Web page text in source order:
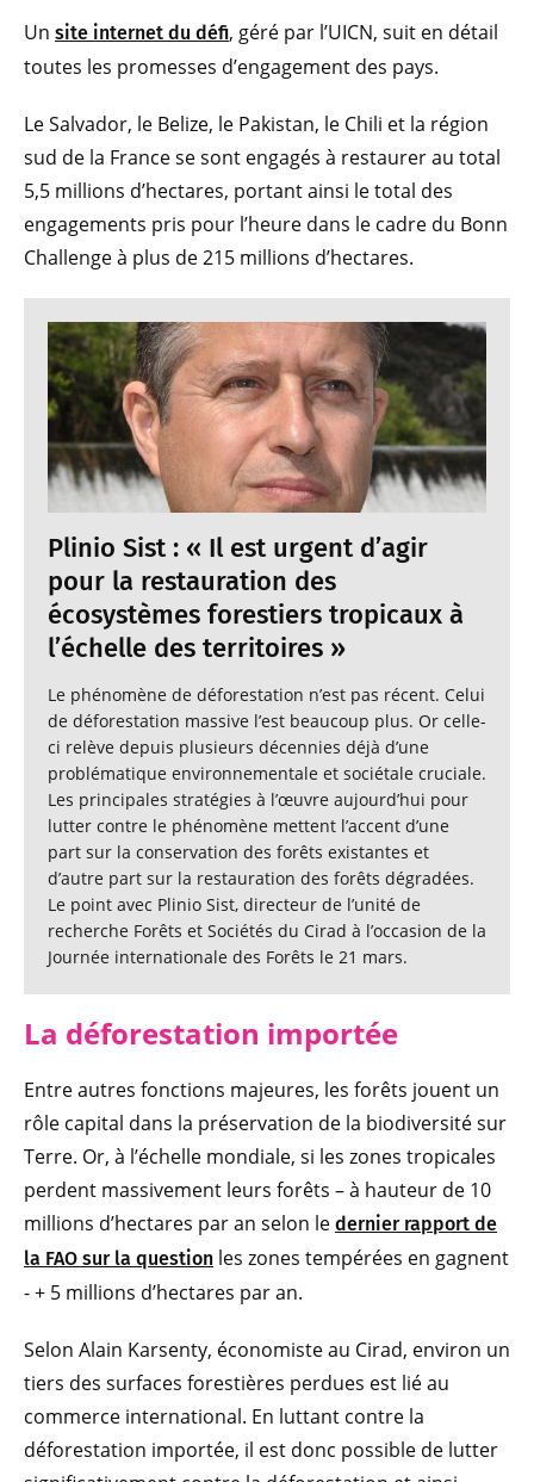
Un site internet du défi, géré par l’UICN, suit en détail
toutes les promesses d’engagement des pays.
Le Salvador, le Belize, le Pakistan, le Chili et la région
sud de la France se sont engagés à restaurer au total
5,5 millions d’hectares, portant ainsi le total des
engagements pris pour l’heure dans le cadre du Bonn
Challenge à plus de 215 millions d’hectares.
Plinio Sist : « Il est urgent d’agir
pour la restauration des
écosystèmes forestiers tropicaux à
l’échelle des territoires »
Le phénomène de déforestation n’est pas récent. Celui
de déforestation massive l’est beaucoup plus. Or celle-
ci relève depuis plusieurs décennies déjà d’une
problématique environnementale et sociétale cruciale.
Les principales stratégies à l’œuvre aujourd’hui pour
lutter contre le phénomène mettent l’accent d’une
part sur la conservation des forêts existantes et
d’autre part sur la restauration des forêts dégradées.
Le point avec Plinio Sist, directeur de l’unité de
recherche Forêts et Sociétés du Cirad à l’occasion de la
Journée internationale des Forêts le 21 mars.
La déforestation importée
Entre autres fonctions majeures, les forêts jouent un
rôle capital dans la préservation de la biodiversité sur
Terre. Or, à l’échelle mondiale, si les zones tropicales
perdent massivement leurs forêts – à hauteur de 10
millions d’hectares par an selon le dernier rapport de
la FAO sur la question les zones tempérées en gagnent
- + 5 millions d’hectares par an.
Selon Alain Karsenty, économiste au Cirad, environ un
tiers des surfaces forestières perdues est lié au
commerce international. En luttant contre la
déforestation importée, il est donc possible de lutter